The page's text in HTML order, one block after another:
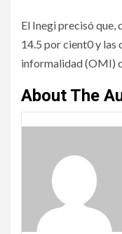
El Inegi precisó
14.5 por cient0 y las
informalidad (OMI)
About The